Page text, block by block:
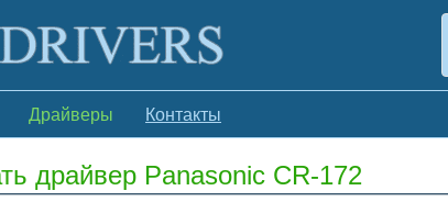
Драйверы Контакты
драйвер Panasonic CR-172